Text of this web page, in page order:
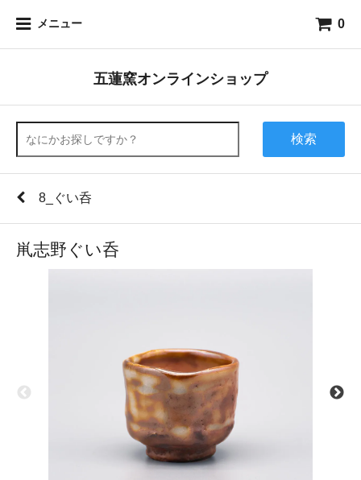
メニュー 0
五蓮窯オンラインショップ
検索
8_ぐい呑
鼡志野ぐい呑